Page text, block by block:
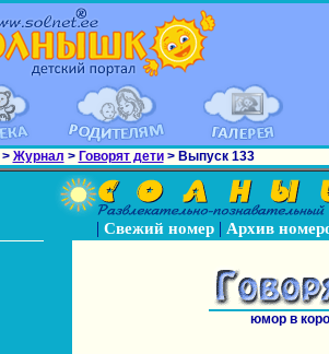
Журнал > Говорят дети> Выпуск 133
| Свежий номер| Архив
юмор в